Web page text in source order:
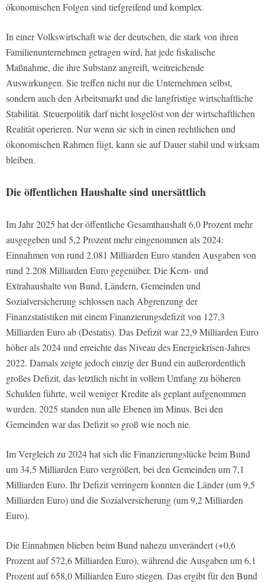
ökonomischen Folgen sind tiefgreifend und komplex.
In einer Volkswirtschaft wie der deutschen, die stark von ihren
Familienunternehmen getragen wird, hat jede fiskalische
Maßnahme, die ihre Substanz angreift, weitreichende
Auswirkungen. Sie treffen nicht nur die Unternehmen selbst,
sondern auch den Arbeitsmarkt und die langfristige wirtschaftliche
Stabilität. Steuerpolitik darf nicht losgelöst von der wirtschaftlichen
Realität operieren. Nur wenn sie sich in einen rechtlichen und
ökonomischen Rahmen fügt, kann sie auf Dauer stabil und wirksam
bleiben.
Die öffentlichen Haushalte sind unersättlich
Im Jahr 2025 hat der öffentliche Gesamthaushalt 6,0 Prozent mehr
ausgegeben und 5,2 Prozent mehr eingenommen als 2024:
Einnahmen von rund 2.081 Milliarden Euro standen Ausgaben von
rund 2.208 Milliarden Euro gegenüber. Die Kern- und
Extrahaushalte von Bund, Ländern, Gemeinden und
Sozialversicherung schlossen nach Abgrenzung der
Finanzstatistiken mit einem Finanzierungsdefizit von 127,3
Milliarden Euro ab (Destatis). Das Defizit war 22,9 Milliarden Euro
höher als 2024 und erreichte das Niveau des Energiekrisen-Jahres
2022. Damals zeigte jedoch einzig der Bund ein außerordentlich
großes Defizit, das letztlich nicht in vollem Umfang zu höheren
Schulden führte, weil weniger Kredite als geplant aufgenommen
wurden. 2025 standen nun alle Ebenen im Minus. Bei den
Gemeinden war das Defizit so groß wie noch nie.
Im Vergleich zu 2024 hat sich die Finanzierungslücke beim Bund
um 34,5 Milliarden Euro vergrößert, bei den Gemeinden um 7,1
Milliarden Euro. Ihr Defizit verringern konnten die Länder (um 9,5
Milliarden Euro) und die Sozialversicherung (um 9,2 Milliarden
Euro).
Die Einnahmen blieben beim Bund nahezu unverändert (+0,6
Prozent auf 572,6 Milliarden Euro), während die Ausgaben um 6,1
Prozent auf 658,0 Milliarden Euro stiegen. Das ergibt für den Bund